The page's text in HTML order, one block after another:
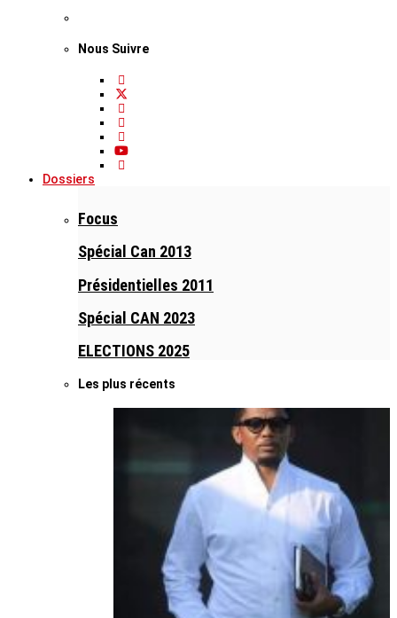
Nous Suivre
Dossiers
Focus
Spécial Can 2013
Présidentielles 2011
Spécial CAN 2023
ELECTIONS 2025
Les plus récents